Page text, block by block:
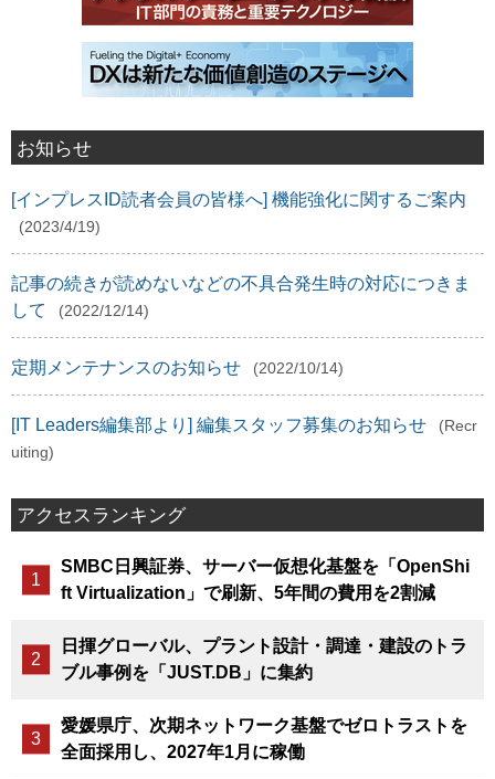
お知らせ
[インプレスID読者会員の皆様へ] 機能強化に関するご案内
(2023/4/19)
記事の続きが読めないなどの不具合発生時の対応につきま
して
(2022/12/14)
定期メンテナンスのお知らせ (2022/10/14)
[IT Leaders編集部より] 編集スタッフ募集のお知らせ
(Recr
uiting)
アクセスランキング
SMBC日興証券、サーバー仮想化基盤を「OpenShi
ft Virtualization」で刷新、5年間の費用を2割減
日揮グローバル、プラント設計・調達・建設のトラ
ブル事例を「JUST.DB」に集約
愛媛県庁、次期ネットワーク基盤でゼロトラストを
全面採用し、2027年1月に稼働